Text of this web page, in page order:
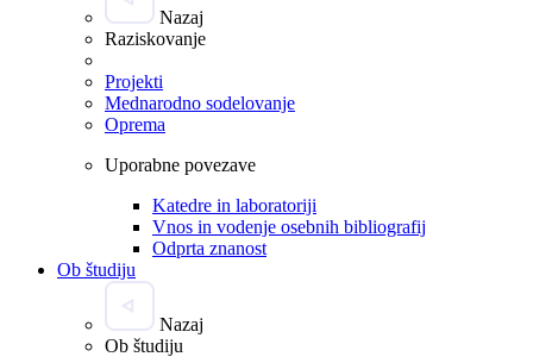
Nazaj
Raziskovanje
Projekti
Mednarodno sodelovanje
Oprema
Uporabne povezave
Katedre in laboratoriji
Vnos in vodenje osebnih bibliografij
Odprta znanost
Ob študiju
Nazaj
Ob študiju